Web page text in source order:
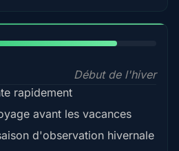
Début de l'hiver
rapidement
avant les vacances
d'observation hivernale